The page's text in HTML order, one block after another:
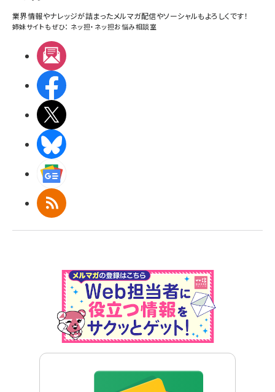
業界情報やナレッジが詰まったメルマガ配信やソーシャルもよろしくです！
姉妹サイトもぜひ： ネッ担・ ネッ担お悩み相談室
RSS